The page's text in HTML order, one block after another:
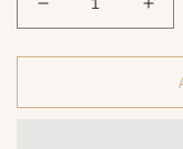
Reducir
cantidad
para
Hoop